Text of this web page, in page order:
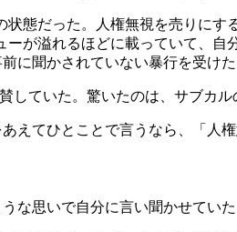
態だった。人権無視を売りに
が溢れるほどに載っていて、
に聞かされていない暴行を受けた
ていた。驚いたのは、サブカル
てひとことで言うなら、「人
な思いで自分に言い聞かせていた